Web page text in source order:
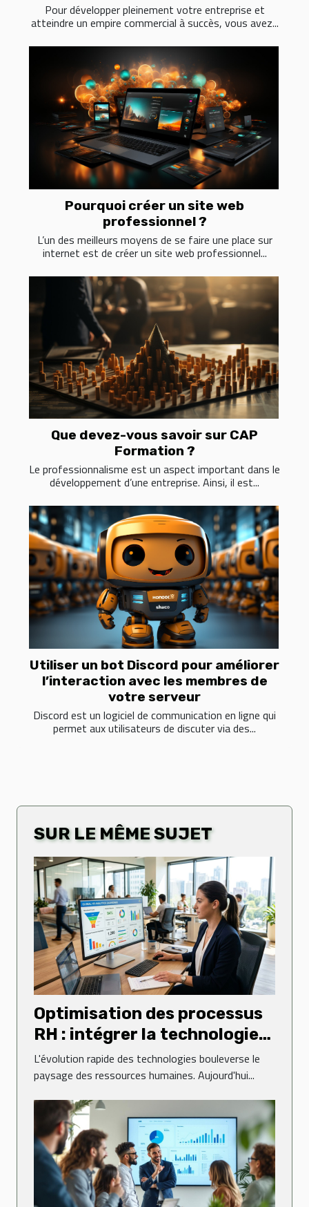
Pour développer pleinement votre entreprise et
atteindre un empire commercial à succès, vous avez...
Pourquoi créer un site web
professionnel ?
L’un des meilleurs moyens de se faire une place sur
internet est de créer un site web professionnel...
Que devez-vous savoir sur CAP
Formation ?
Le professionnalisme est un aspect important dans le
développement d’une entreprise. Ainsi, il est...
Utiliser un bot Discord pour améliorer
l’interaction avec les membres de
votre serveur
Discord est un logiciel de communication en ligne qui
permet aux utilisateurs de discuter via des...
SUR LE MÊME SUJET
Optimisation des processus
RH : intégrer la technologie
moderne ?
L'évolution rapide des technologies bouleverse le
paysage des ressources humaines. Aujourd'hui...